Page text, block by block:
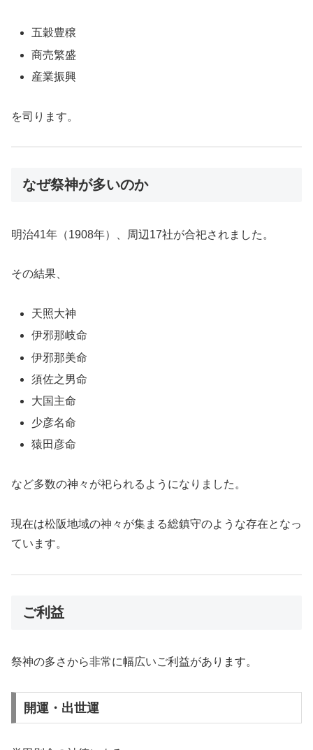
五穀豊穣
商売繁盛
産業振興
を司ります。
なぜ祭神が多いのか
明治41年（1908年）、周辺17社が合祀されました。
その結果、
天照大神
伊邪那岐命
伊邪那美命
須佐之男命
大国主命
少彦名命
猿田彦命
など多数の神々が祀られるようになりました。
現在は松阪地域の神々が集まる総鎮守のような存在となっ
ています。
ご利益
祭神の多さから非常に幅広いご利益があります。
開運・出世運